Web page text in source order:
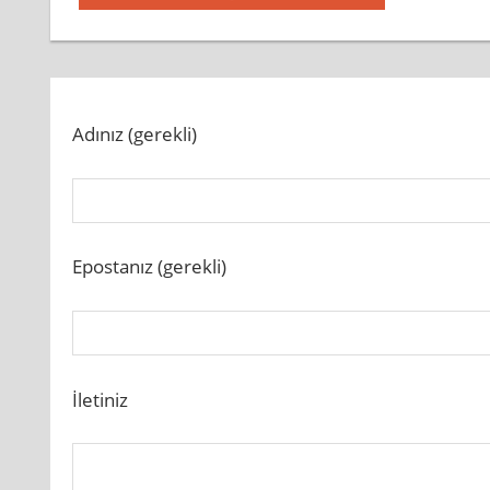
gezinmesi
Post:
Adınız (gerekli)
Epostanız (gerekli)
İletiniz